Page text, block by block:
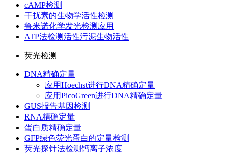
cAMP检测
干扰素的生物学活性检测
鲁米诺化学发光检测应用
ATP法检测活性污泥生物活性
荧光检测
DNA精确定量
应用Hoechst进行DNA精确定量
应用PicoGreen进行DNA精确定量
GUS报告基因检测
RNA精确定量
蛋白质精确定量
GFP绿色荧光蛋白的定量检测
荧光探针法检测钙离子浓度